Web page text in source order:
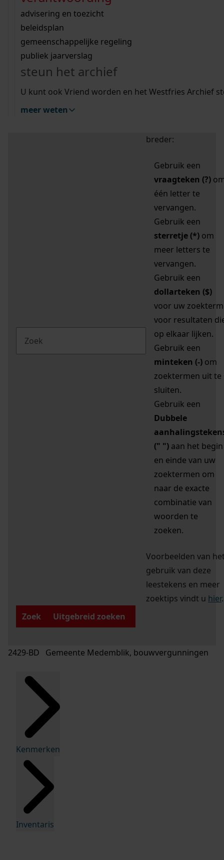
bouwvergunningen
omgevingsvergunningen
vergunningen
beeld en geluid
uitleg nodig?
Wij helpen u op weg met een aantal zoektips.
bekijk alle zoektips
Wij helpen u op weg met een aantal zoektips.
bekijk alle zoektips
bekijk ons geschiedenislokaal
advisering en toezicht
beleidsplan
gemeenschappelijke regeling
publiek jaarverslag
steun het archief
U kunt ook Vriend worden en het Westfries Archief
meer weten
zoektips
Mijn Studiezaal (inloggen)
uw zoekopdracht te
breder:
Gebruik een
vraagteken (?)
één letter te
vervangen.
Gebruik een
sterretje (*) om
meer letters te
vervangen.
Gebruik een
dollarteken ($)
voor uw zoekterm
voor resultaten
op elkaar lijken.
Gebruik een
minteken (-) om
zoektermen uit te
sluiten.
Gebruik een
Dubbele
(" ") aan het begin
en einde van uw
zoektermen om
naar de exacte
combinatie van
woorden te
zoeken.
Voorbeelden van
gebruik van deze
leestekens en meer
zoektips vindt u hier.
Zoek
Uitgebreid zoeken
2429-BD Gemeente Medemblik, bouwvergunningen
Kenmerken
Inventaris